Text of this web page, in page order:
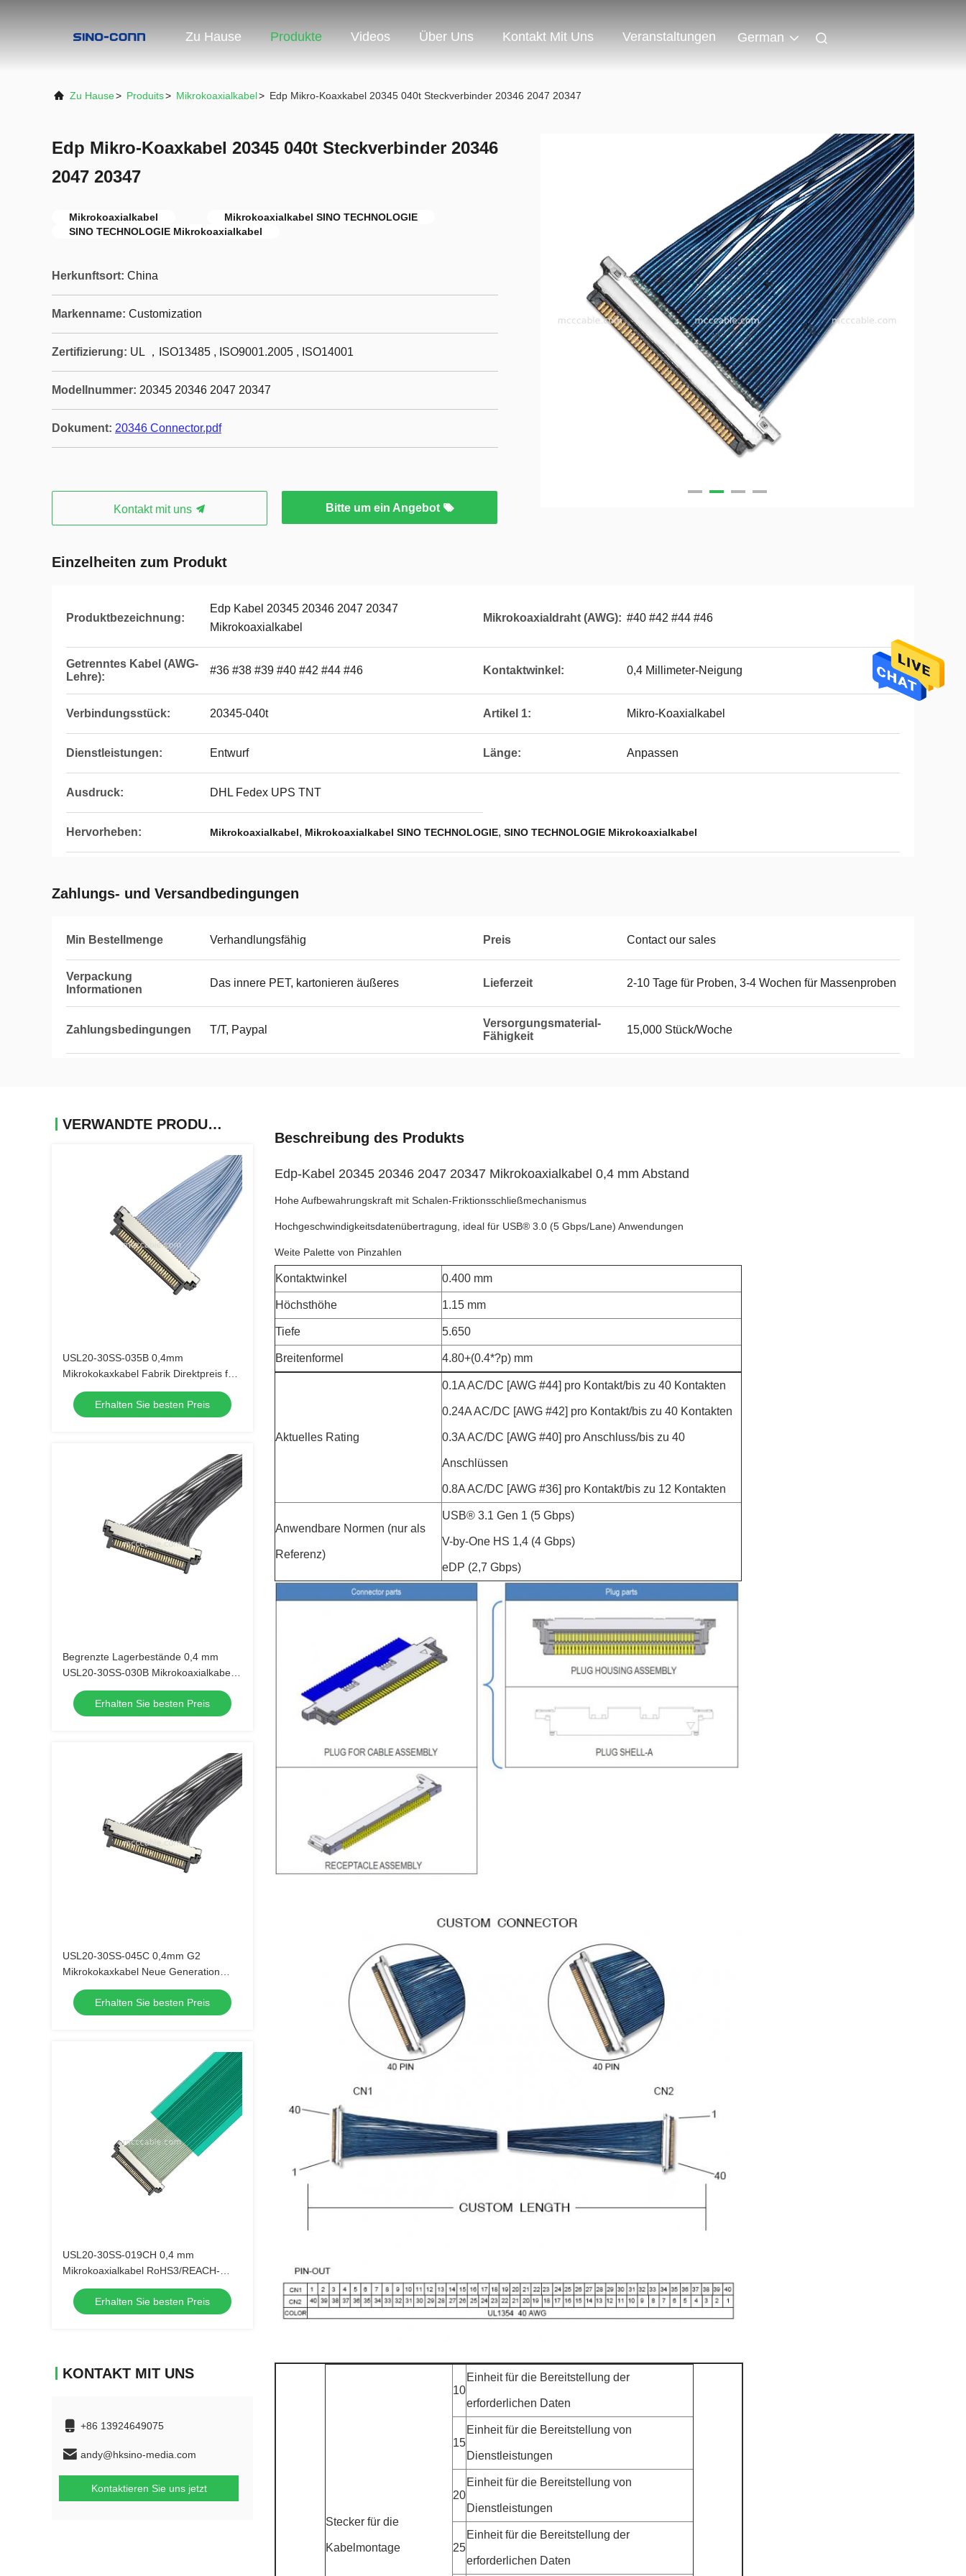
Zu Hause Produkte Videos Über Uns Kontakt Mit Uns Veranstaltungen German
Zu Hause> Produits> Mikrokoaxialkabel> Edp Mikro-Koaxkabel 20345 040t Steckverbinder 20346 2047 20347
Edp Mikro-Koaxkabel 20345 040t Steckverbinder 20346
2047 20347
Mikrokoaxialkabel
Mikrokoaxialkabel SINO TECHNOLOGIE
SINO TECHNOLOGIE Mikrokoaxialkabel
Herkunftsort: China
Markenname: Customization
Zertifizierung: UL ，ISO13485 , ISO9001.2005 , ISO14001
Modellnummer: 20345 20346 2047 20347
Dokument: 20346 Connector.pdf
Kontakt mit uns Bitte um ein Angebot
Einzelheiten zum Produkt
Produktbezeichnung:
Edp Kabel 20345 20346 2047 20347
Mikrokoaxialkabel
Mikrokoaxialdraht (AWG): #40 #42 #44 #46
Getrenntes Kabel (AWG-
Lehre):
#36 #38 #39 #40 #42 #44 #46 Kontaktwinkel: 0,4 Millimeter-Neigung
Verbindungsstück: 20345-040t Artikel 1: Mikro-Koaxialkabel
Dienstleistungen: Entwurf Länge: Anpassen
Ausdruck: DHL Fedex UPS TNT
Hervorheben: Mikrokoaxialkabel, Mikrokoaxialkabel SINO TECHNOLOGIE, SINO TECHNOLOGIE Mikrokoaxialkabel
Zahlungs- und Versandbedingungen
Min Bestellmenge Verhandlungsfähig Preis Contact our sales
Verpackung
Informationen
Das innere PET, kartonieren äußeres Lieferzeit 2-10 Tage für Proben, 3-4 Wochen für Massenproben
Zahlungsbedingungen T/T, Paypal
Versorgungsmaterial-
Fähigkeit
15,000 Stück/Woche
VERWANDTE PRODUKTE
USL20-30SS-035B 0,4mm
Mikrokokaxkabel Fabrik Direktpreis für
1000+ Stück Bestellungen
Erhalten Sie besten Preis
Begrenzte Lagerbestände 0,4 mm
USL20-30SS-030B Mikrokoaxialkabel,
schnelle Lieferung für Kamera-OEM-
Großbestellungen
Erhalten Sie besten Preis
USL20-30SS-045C 0,4mm G2
Mikrokokaxkabel Neue Generation
Version mit geringerer Einsetzkraft
Erhalten Sie besten Preis
USL20-30SS-019CH 0,4 mm
Mikrokoaxialkabel RoHS3/REACH-
konform für EU-Automobilhersteller
Erhalten Sie besten Preis
KONTAKT MIT UNS
+86 13924649075
andy@hksino-media.com
Kontaktieren Sie uns jetzt
Beschreibung des Produkts
Edp-Kabel 20345 20346 2047 20347 Mikrokoaxialkabel 0,4 mm Abstand
Hohe Aufbewahrungskraft mit Schalen-Friktionsschließmechanismus
Hochgeschwindigkeitsdatenübertragung, ideal für USB® 3.0 (5 Gbps/Lane) Anwendungen
Weite Palette von Pinzahlen
Kontaktwinkel 0.400 mm
Höchsthöhe 1.15 mm
Tiefe 5.650
Breitenformel 4.80+(0.4*?p) mm
Aktuelles Rating
0.1A AC/DC [AWG #44] pro Kontakt/bis zu 40 Kontakten
0.24A AC/DC [AWG #42] pro Kontakt/bis zu 40 Kontakten
0.3A AC/DC [AWG #40] pro Anschluss/bis zu 40
Anschlüssen
0.8A AC/DC [AWG #36] pro Kontakt/bis zu 12 Kontakten
Anwendbare Normen (nur als
Referenz)
USB® 3.1 Gen 1 (5 Gbps)
V-by-One HS 1,4 (4 Gbps)
eDP (2,7 Gbps)
Stecker für die
Kabelmontage
10
Einheit für die Bereitstellung der
erforderlichen Daten
15
Einheit für die Bereitstellung von
Dienstleistungen
20
Einheit für die Bereitstellung von
Dienstleistungen
25
Einheit für die Bereitstellung der
erforderlichen Daten